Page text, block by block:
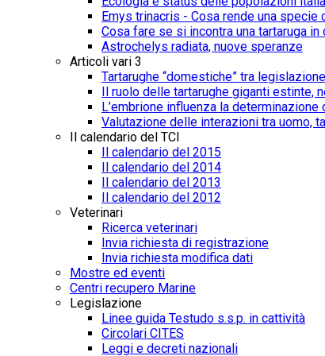
Emys trinacris - Cosa rende una specie
Cosa fare se si incontra una tartaruga in
Astrochelys radiata, nuove speranze
Articoli vari 3
Tartarughe “domestiche” tra
Il ruolo delle tartarughe giganti estinte,
L’embrione influenza la
Valutazione delle interazioni tra uomo,
Il calendario del TCI
Il calendario del 2015
Il calendario del 2014
Il calendario del 2013
Il calendario del 2012
Veterinari
Ricerca veterinari
Invia richiesta di registrazione
Invia richiesta modifica dati
Mostre ed eventi
Centri recupero Marine
Legislazione
Linee guida Testudo s.s.p. in cattività
Circolari CITES
Leggi e decreti nazionali